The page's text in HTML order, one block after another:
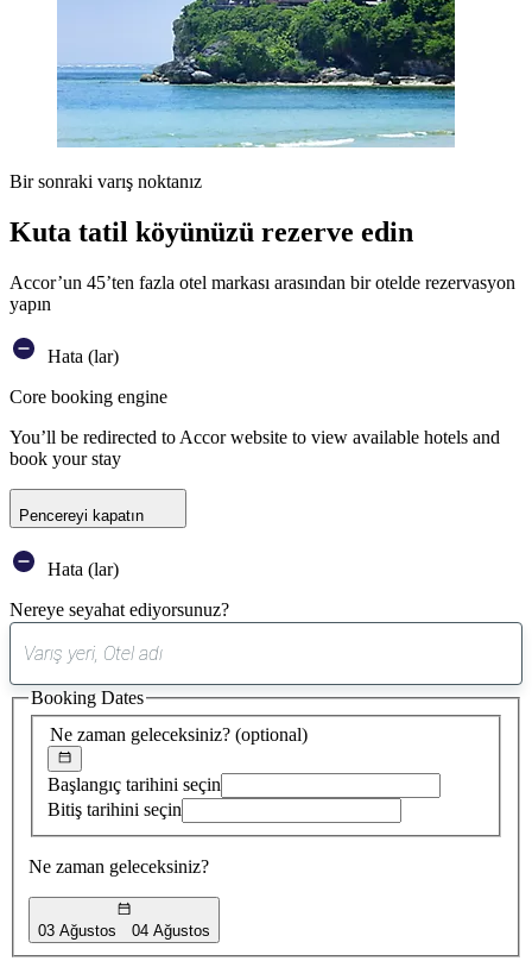
Bir sonraki varış noktanız
Kuta tatil köyünüzü rezerve edin
Accor’un 45’ten fazla otel markası arasından bir otelde rezervasyon
yapın
Hata (lar)
Core booking engine
You’ll be redirected to Accor website to view available hotels and
book your stay
Pencereyi kapatın
Hata (lar)
Nereye seyahat ediyorsunuz?
öneri
bulundu
Ne zaman geleceksiniz? (optional)
Başlangıç tarihini seçin
Bitiş tarihini seçin
Ne zaman geleceksiniz?
03 Ağustos 04 Ağustos
Booking Dates